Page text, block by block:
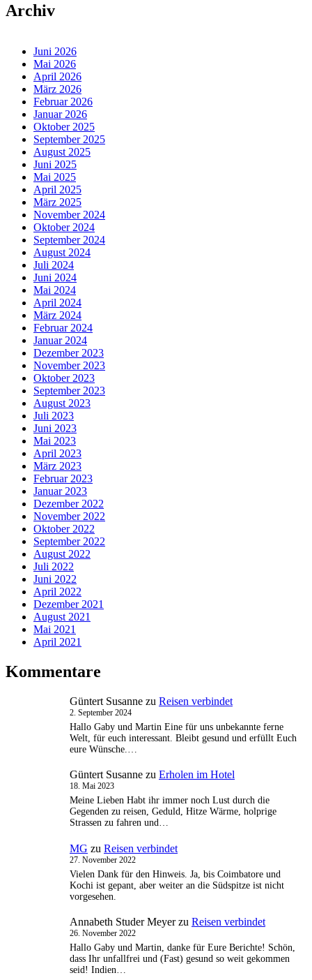
Archiv
Juni 2026
Mai 2026
April 2026
März 2026
Februar 2026
Januar 2026
Oktober 2025
September 2025
August 2025
Juni 2025
Mai 2025
April 2025
März 2025
November 2024
Oktober 2024
September 2024
August 2024
Juli 2024
Juni 2024
Mai 2024
April 2024
März 2024
Februar 2024
Januar 2024
Dezember 2023
November 2023
Oktober 2023
September 2023
August 2023
Juli 2023
Juni 2023
Mai 2023
April 2023
März 2023
Februar 2023
Januar 2023
Dezember 2022
November 2022
Oktober 2022
September 2022
August 2022
Juli 2022
Juni 2022
April 2022
Dezember 2021
August 2021
Mai 2021
April 2021
Kommentare
Güntert Susanne zu Reisen verbindet
2. September 2024
Hallo Gaby und Martin Eine für uns unbekannte ferne
Welt, für euch interessant. Bleibt gesund und erfüllt Euch
eure Wünsche.…
Güntert Susanne zu Erholen im Hotel
18. Mai 2023
Meine Lieben Habt ihr immer noch Lust durch die
Gegenden zu reisen, Geduld, Hitze Wärme, holprige
Strassen zu fahren und…
MG zu Reisen verbindet
27. November 2022
Vielen Dank für den Hinweis. Ja, bis Coimbatore und
Kochi ist gepant, aber weiter an die Südspitze ist nicht
vorgesehen.
Annabeth Studer Meyerzu Reisen verbindet
26. November 2022
Hallo Gaby und Martin, danke für Eure Berichte! Schön,
dass Ihr unfallfrei und (Fast) gesund so weit gekommen
seid! Indien…